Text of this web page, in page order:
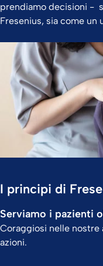
prendiamo decisioni -
Fresenius, sia come un
I principi di
Serviamo i pazienti
Coraggiosi nelle nostre
azioni.